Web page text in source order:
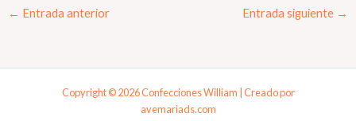
← Entrada anterior Entrada siguiente →
Copyright © 2026 Confecciones William | Creado por
avemariads.com